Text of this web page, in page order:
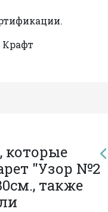
Крафт
которые
"Узор №2
также